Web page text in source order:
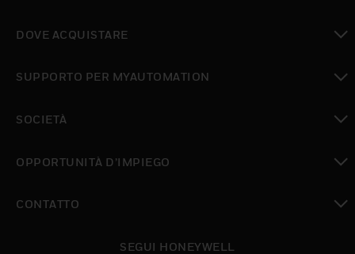
DOVE ACQUISTARE
SUPPORTO PER MYAUTOMATION
SOCIETÀ
OPPORTUNITÀ D’IMPIEGO
CONTATTO
SEGUI HONEYWELL